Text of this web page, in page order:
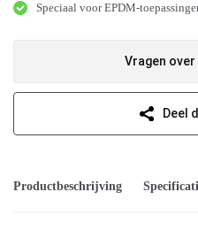
Speciaal voor EPDM-
Vragen
Deel
Productbeschrijving